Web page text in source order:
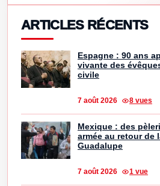
ARTICLES RÉCENTS
Espagne : 90 ans
vivante des
civile
7 août 2026 8 vues
Mexique : des
armée au retour de
Guadalupe
7 août 2026 1 vue